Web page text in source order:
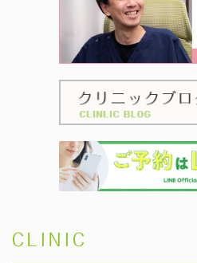
CLINIC